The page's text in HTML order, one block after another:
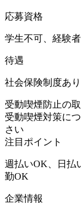
応募資格
学生不可、経験
待遇
社会保険制度あり
受動喫煙防止の
受動喫煙対策に
さい
注目ポイント
週払いOK、日払
勤OK
企業情報